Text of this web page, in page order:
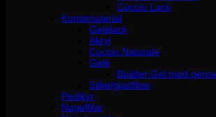
Cuccio Lack
Konstmaterial
Gelélack
Akryl
Cuccio Naturale
Gelé
Builder Gel med
Silke/glasfiber
Pedikyr
Nagelfilar